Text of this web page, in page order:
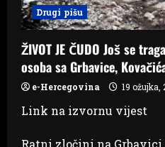
Drugi pišu
ŽIVOT JE ČUDO Još se
osoba sa Grbavice,
e-Hercegovina 19 ožujka,
Link na izvornu vijest
Ratni zločini na Grbavici